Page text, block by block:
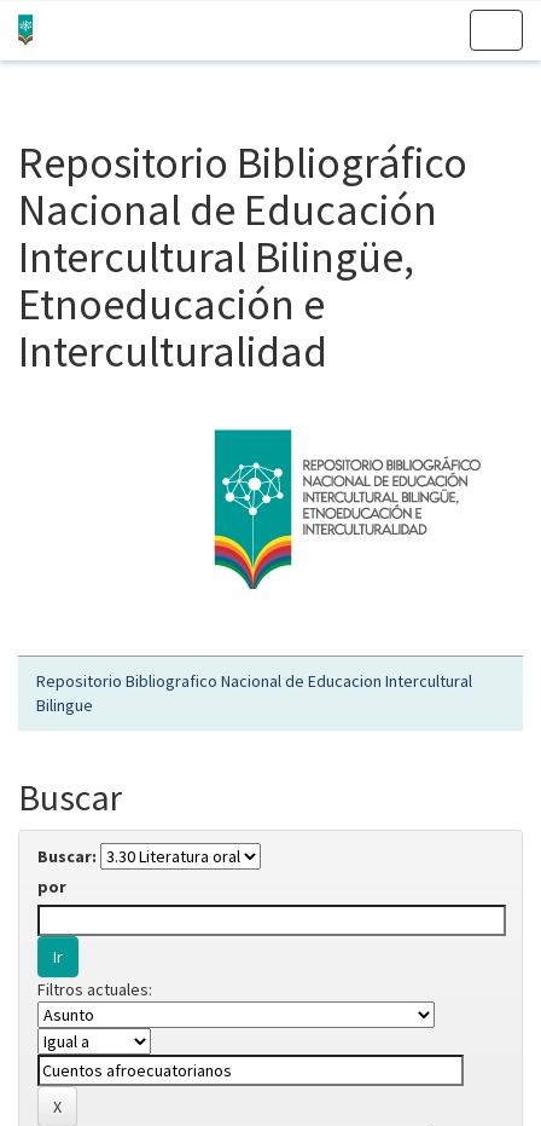
Repositorio Bibliográfico
Nacional de Educación
Intercultural Bilingüe,
Etnoeducación e
Interculturalidad
Repositorio Bibliografico Nacional de Educacion Intercultural
Bilingue
Buscar
Buscar:
por
Filtros actuales: